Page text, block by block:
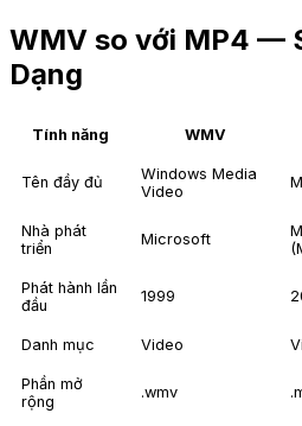
WMV so với MP4 —
Dạng
Tính năng WMV
Tên đầy đủ
Windows Media
Video
Nhà phát
triển
Microsoft
Phát hành lần
đầu
1999
Danh mục Video
Phần mở
rộng
.wmv